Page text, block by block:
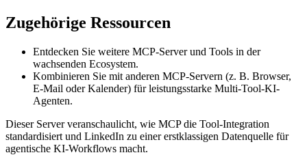
Zugehörige Ressourcen
Entdecken Sie weitere MCP-Server und Tools in der
wachsenden Ecosystem.
Kombinieren Sie mit anderen MCP-Servern (z. B. Browser,
E-Mail oder Kalender) für leistungsstarke Multi-Tool-KI-
Agenten.
Dieser Server veranschaulicht, wie MCP die Tool-Integration
standardisiert und LinkedIn zu einer erstklassigen Datenquelle für
agentische KI-Workflows macht.